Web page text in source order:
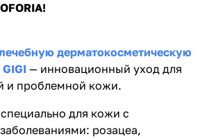
дерматокосметическую
— инновационный уход для
и проблемной кожи.
для кожи с
розацеа,